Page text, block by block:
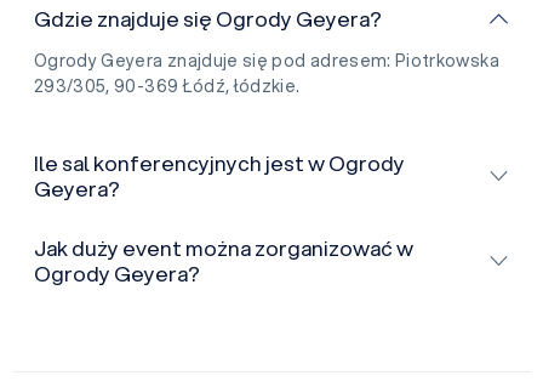
Gdzie znajduje się Ogrody Geyera?
Ogrody Geyera znajduje się pod adresem: Piotrkowska
293/305, 90-369 Łódź, łódzkie.
Ile sal konferencyjnych jest w Ogrody
Geyera?
Jak duży event można zorganizować w
Ogrody Geyera?